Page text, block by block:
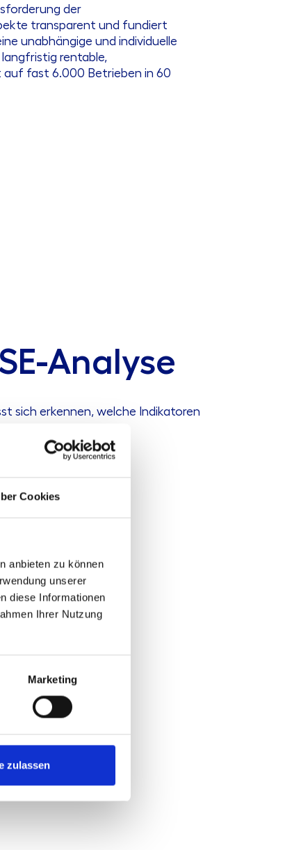
Cookies
anbieten zu können
unserer
diese Informationen
Ihrer Nutzung
Marketing
zulassen
der
transparent und fundiert
unabhängige und individuelle
rentable,
auf fast 6.000 Betrieben in 60
Analyse
sich erkennen, welche Indikatoren